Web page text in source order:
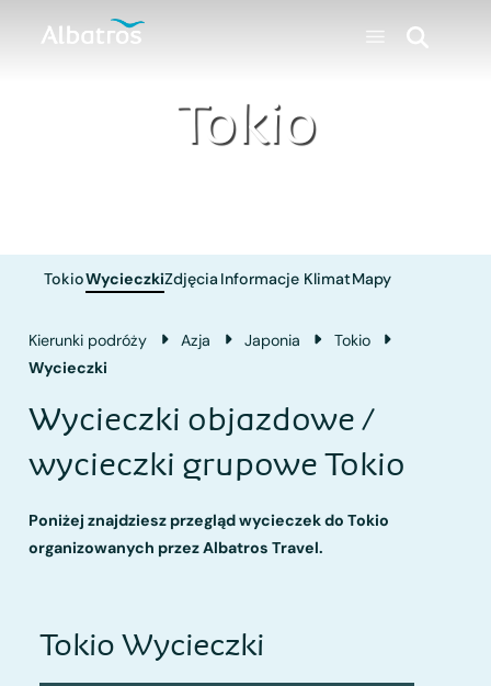
Tokio
TokioWycieczkiZdjęcia Informacje KlimatMapy
Kierunki podróży Azja Japonia
Tokio
Wycieczki
Wycieczki objazdowe /
wycieczki grupowe Tokio
Poniżej znajdziesz przegląd wycieczek do Tokio
organizowanych przez Albatros Travel.
Tokio Wycieczki